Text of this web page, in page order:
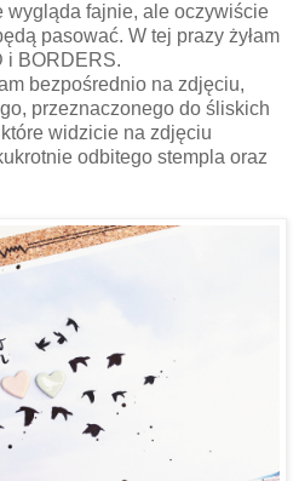
wygląda fajnie, ale oczywiście
pasować. W tej prazy żyłam
i BORDERS.
bezpośrednio na zdjęciu,
przeznaczonego do śliskich
widzicie na zdjęciu
odbitego stempla oraz